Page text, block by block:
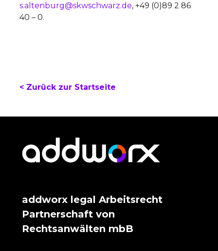
s.altenburg@skwschwarz.de, +49 (0)89 2 86
40 – 0.
< Zurück zur Startseite
addworx legal Arbeitsrecht
Partnerschaft von
Rechtsanwälten mbB